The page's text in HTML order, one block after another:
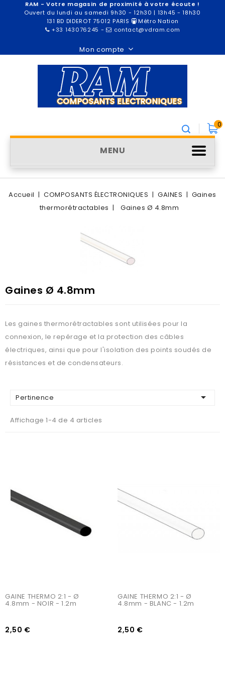
RAM - Votre magasin de proximité à votre écoute !
Ouvert du lundi au samedi 9h30 - 12h30 | 13h45 - 18h30
131 BD DIDEROT 75012 PARIS
Métro Nation
+33 143076245 - contact@vdram.com
Mon compte
0
MENU
Accueil COMPOSANTS ÉLECTRONIQUES GAINES
Gaines
thermorétractables
Gaines Ø 4.8mm
Gaines Ø 4.8mm
Les gaines thermorétractables sont utilisées pour la
connexion, le repérage et la protection des câbles
électriques, ainsi que pour l'isolation des points soudés de
résistances et de condensateurs.
Pertinence 
Affichage 1-4 de 4 articles
GAINE THERMO 2:1 - Ø
4.8mm - NOIR - 1.2m
2,50 €
GAINE THERMO 2:1 - Ø
4.8mm - BLANC - 1.2m
2,50 €